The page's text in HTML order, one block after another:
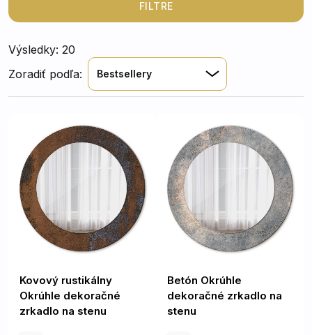
FILTRE
Výsledky: 20
Zoradiť podľa:
Bestsellery
Kovový rustikálny
Okrúhle dekoračné
zrkadlo na stenu
Betón Okrúhle
dekoračné zrkadlo na
stenu